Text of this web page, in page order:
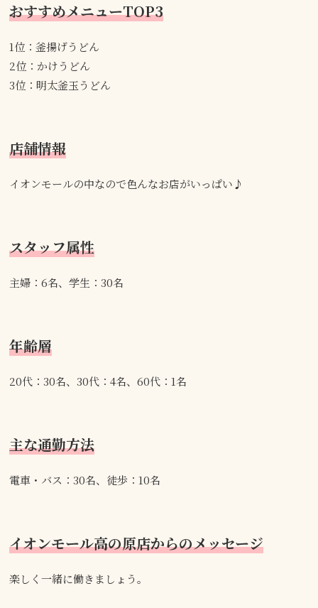
おすすめメニューTOP3
1位：釜揚げうどん
2位：かけうどん
3位：明太釜玉うどん
店舗情報
イオンモールの中なので色んなお店がいっぱい♪
スタッフ属性
主婦：6名、学生：30名
年齢層
20代：30名、30代：4名、60代：1名
主な通勤方法
電車・バス：30名、徒歩：10名
イオンモール高の原店からのメッセージ
楽しく一緒に働きましょう。